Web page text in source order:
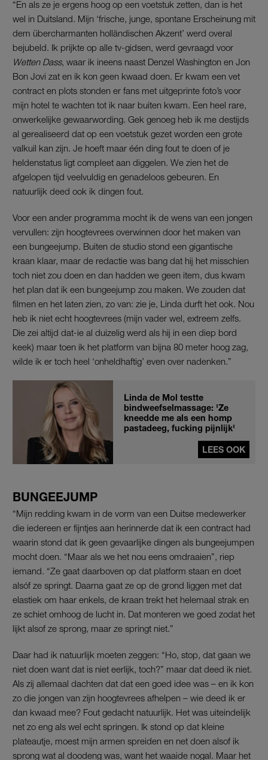
“En als ze je ergens hoog op een voetstuk zetten, dan is het
wel in Duitsland. Mijn ‘frische, junge, spontane Erscheinung mit
dem übercharmanten holländischen Akzent’ werd overal
bejubeld. Ik prijkte op alle tv-gidsen, werd gevraagd voor
Wetten Dass, waar ik ineens naast Denzel Washington en Jon
Bon Jovi zat en ik kon geen kwaad doen. Er kwam een vet
contract en plots stonden er fans met uitgeprinte foto’s voor
mijn hotel te wachten tot ik naar buiten kwam. Een heel rare,
onwerkelijke gewaarwording. Gek genoeg heb ik me destijds
al gerealiseerd dat op een voetstuk gezet worden een grote
valkuil kan zijn. Je hoeft maar één ding fout te doen of je
heldenstatus ligt compleet aan diggelen. We zien het de
afgelopen tijd veelvuldig en genadeloos gebeuren. En
natuurlijk deed ook ik dingen fout.
Voor een ander programma mocht ik de wens van een jongen
vervullen: zijn hoogtevrees overwinnen door het maken van
een bungeejump. Buiten de studio stond een gigantische
kraan klaar, maar de redactie was bang dat hij het misschien
toch niet zou doen en dan hadden we geen item, dus kwam
het plan dat ik een bungeejump zou maken. We zouden dat
filmen en het laten zien, zo van: zie je, Linda durft het ook. Nou
heb ik niet echt hoogtevrees (mijn vader wel, extreem zelfs.
Die zei altijd dat-ie al duizelig werd als hij in een diep bord
keek) maar toen ik het platform van bijna 80 meter hoog zag,
wilde ik er toch heel ‘onheldhaftig’ even over nadenken.”
Linda de Mol testte
bindweefselmassage: 'Ze
kneedde me als een homp
pastadeeg, fucking pijnlijk'
LEES OOK
BUNGEEJUMP
“Mijn redding kwam in de vorm van een Duitse medewerker
die iedereen er fijntjes aan herinnerde dat ik een contract had
waarin stond dat ik geen gevaarlijke dingen als bungeejumpen
mocht doen. “Maar als we het nou eens omdraaien”, riep
iemand. “Ze gaat daarboven op dat platform staan en doet
alsóf ze springt. Daarna gaat ze op de grond liggen met dat
elastiek om haar enkels, de kraan trekt het helemaal strak en
ze schiet omhoog de lucht in. Dat monteren we goed zodat het
lijkt alsof ze sprong, maar ze springt niet.”
Daar had ik natuurlijk moeten zeggen: “Ho, stop, dat gaan we
niet doen want dat is niet eerlijk, toch?” maar dat deed ik niet.
Als zij allemaal dachten dat dat een goed idee was – en ik kon
zo die jongen van zijn hoogtevrees afhelpen – wie deed ik er
dan kwaad mee? Fout gedacht natuurlijk. Het was uiteindelijk
net zo eng als wel echt springen. Ik stond op dat kleine
plateautje, moest mijn armen spreiden en net doen alsof ik
sprong wat al doodeng was, want het waaide nogal. Maar het